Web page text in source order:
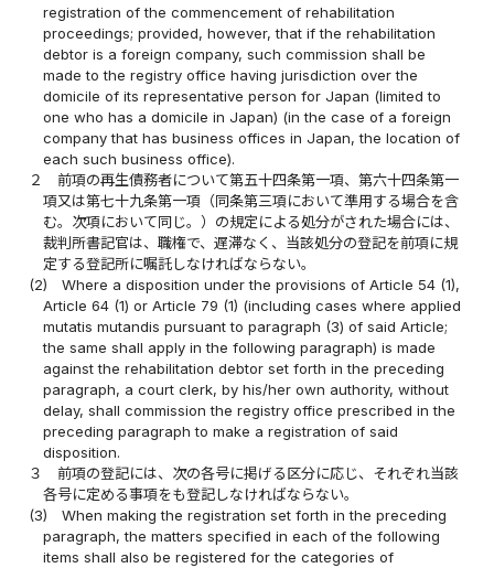
registration of the commencement of rehabilitation
proceedings; provided, however, that if the rehabilitation
debtor is a foreign company, such commission shall be
made to the registry office having jurisdiction over the
domicile of its representative person for Japan (limited to
one who has a domicile in Japan) (in the case of a foreign
company that has business offices in Japan, the location of
each such business office).
２
前項の再生債務者について第五十四条第一項、第六十四条第一
項又は第七十九条第一項（同条第三項において準用する場合を含
む。次項において同じ。）の規定による処分がされた場合には、
裁判所書記官は、職権で、遅滞なく、当該処分の登記を前項に規
定する登記所に嘱託しなければならない。
(2)
Where a disposition under the provisions of Article 54 (1),
Article 64 (1) or Article 79 (1) (including cases where applied
mutatis mutandis pursuant to paragraph (3) of said Article;
the same shall apply in the following paragraph) is made
against the rehabilitation debtor set forth in the preceding
paragraph, a court clerk, by his/her own authority, without
delay, shall commission the registry office prescribed in the
preceding paragraph to make a registration of said
disposition.
３
前項の登記には、次の各号に掲げる区分に応じ、それぞれ当該
各号に定める事項をも登記しなければならない。
(3)
When making the registration set forth in the preceding
paragraph, the matters specified in each of the following
items shall also be registered for the categories of